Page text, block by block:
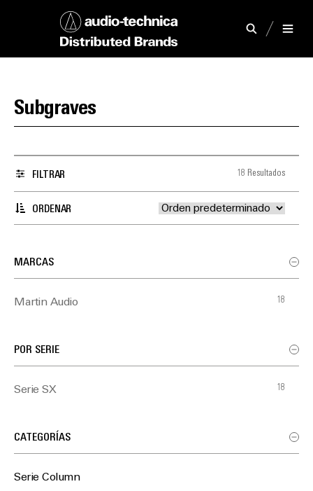
Subgraves
ORDENAR
FILTRAR 18 Resultados
MARCAS
Martin Audio 18
POR SERIE
Serie SX 18
CATEGORÍAS
Serie Column